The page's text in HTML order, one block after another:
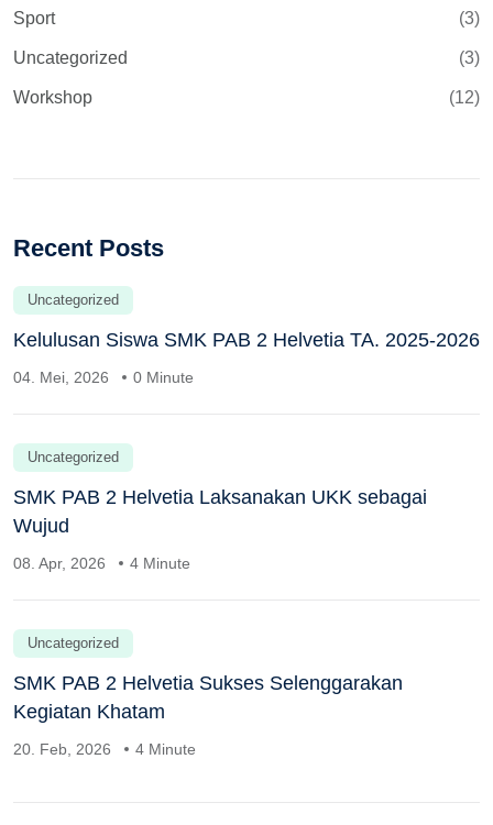
Sport (3)
Uncategorized (3)
Workshop (12)
Recent Posts
Uncategorized
Kelulusan Siswa SMK PAB 2 Helvetia TA. 2025-2026
04. Mei, 2026 0 Minute
Uncategorized
SMK PAB 2 Helvetia Laksanakan UKK sebagai
Wujud
08. Apr, 2026 4 Minute
Uncategorized
SMK PAB 2 Helvetia Sukses Selenggarakan
Kegiatan Khatam
20. Feb, 2026 4 Minute